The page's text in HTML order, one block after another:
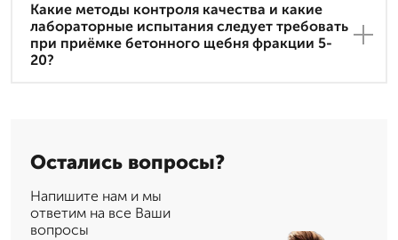
Какие методы контроля качества и какие
лабораторные испытания следует требовать
при приёмке бетонного щебня фракции 5-
20?
Остались вопросы?
Напишите нам и мы
ответим на все Ваши
вопросы